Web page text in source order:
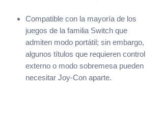
Compatible con la mayoría de los
juegos de la familia Switch que
admiten modo portátil; sin embargo,
algunos títulos que requieren control
externo o modo sobremesa pueden
necesitar Joy-Con aparte.